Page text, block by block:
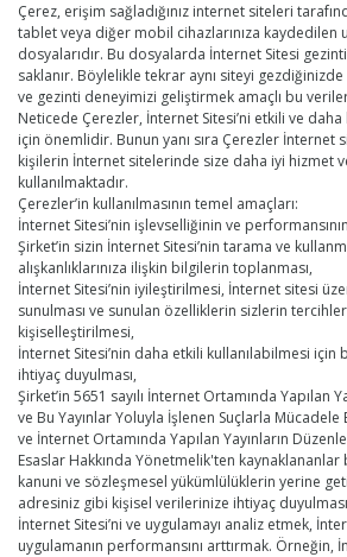
Çerez, erişim sağladığınız internet siteleri
tablet veya diğer mobil cihazlarınıza kaydedilen
dosyalarıdır. Bu dosyalarda İnternet Sitesi
saklanır. Böylelikle tekrar aynı siteyi
ve gezinti deneyimizi geliştirmek amaçlı bu
Neticede Çerezler, İnternet Sitesi’ni etkili ve
için önemlidir. Bunun yanı sıra Çerezler İnternet
kişilerin İnternet sitelerinde size daha iyi hizmet
kullanılmaktadır.
Çerezler’in kullanılmasının temel amaçları:
İnternet Sitesi’nin işlevselliğinin ve performansının
Şirket’in sizin İnternet Sitesi’nin tarama ve
alışkanlıklarınıza ilişkin bilgilerin toplanması,
İnternet Sitesi’nin iyileştirilmesi, İnternet sitesi
sunulması ve sunulan özelliklerin sizlerin
kişiselleştirilmesi,
İnternet Sitesi’nin daha etkili kullanılabilmesi için
ihtiyaç duyulması,
Şirket’in 5651 sayılı İnternet Ortamında Yapılan
ve Bu Yayınlar Yoluyla İşlenen Suçlarla Mücadele
ve İnternet Ortamında Yapılan Yayınların
Esaslar Hakkında Yönetmelik'ten
kanuni ve sözleşmesel yükümlülüklerin yerine
adresiniz gibi kişisel verilerinize ihtiyaç
İnternet Sitesi’ni ve uygulamayı analiz etmek,
uygulamanın performansını arttırmak. Örneğin,